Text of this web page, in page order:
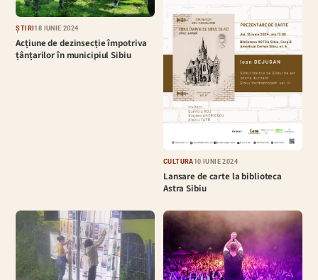
ȘTIRI18 IUNIE 2024
Acțiune de dezinsecție împotriva
țânțarilor în municipiul Sibiu
CULTURĂ10 IUNIE 2024
Lansare de carte la biblioteca
Astra Sibiu